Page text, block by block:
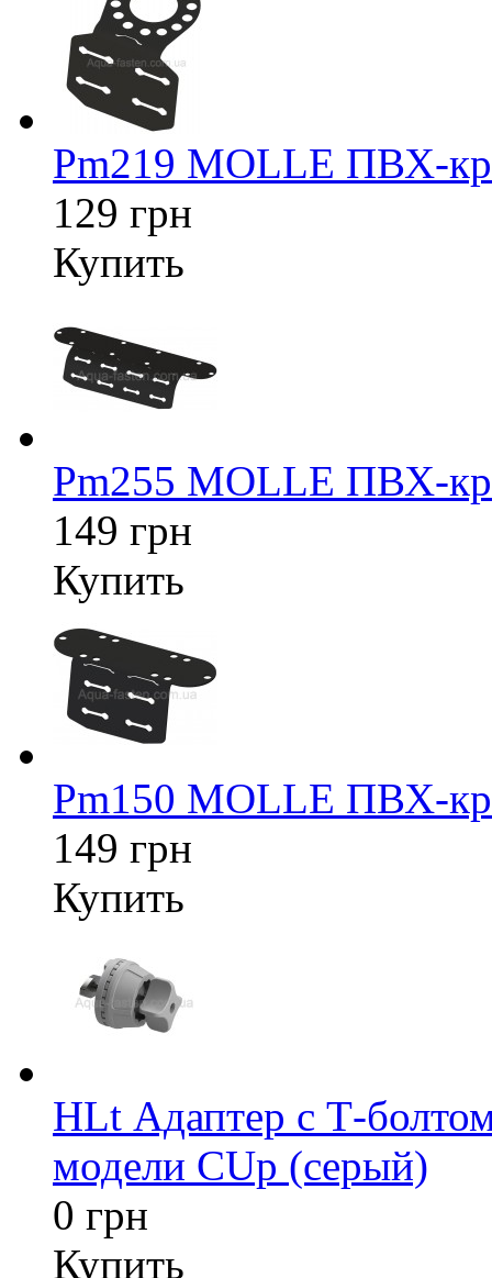
Pm219 MOLLE ПВХ-
129 грн
Купить
Pm255 MOLLE ПВХ-
149 грн
Купить
Pm150 MOLLE ПВХ-
149 грн
Купить
HLt Адаптер c Т-
модели CUp (серый)
0 грн
Купить